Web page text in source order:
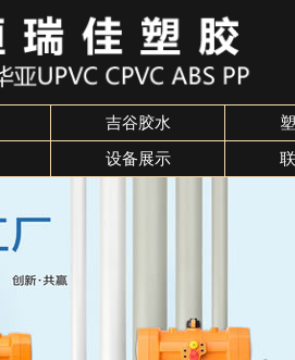
吉谷胶水
设备展示